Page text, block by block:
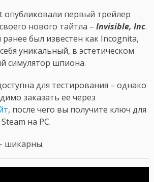
опубликовали первый трейлер
нового тайтла – Invisible, Inc.
был известен как Incognita,
уникальный, в эстетическом
симулятор шпиона.
для тестирования – однако
заказать ее через
, после чего вы получите ключ для
на PC.
шикарны.